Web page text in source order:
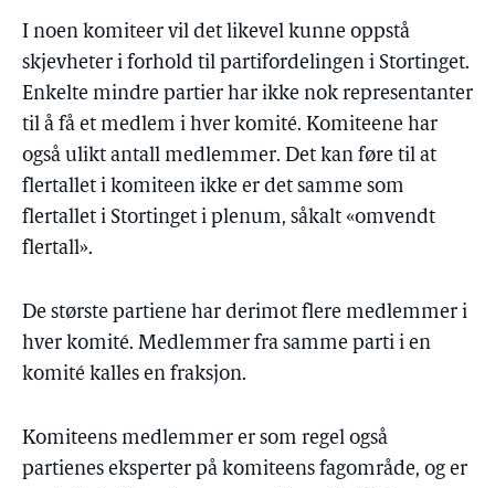
I noen komiteer vil det likevel kunne oppstå
skjevheter i forhold til partifordelingen i Stortinget.
Enkelte mindre partier har ikke nok representanter
til å få et medlem i hver komité. Komiteene har
også ulikt antall medlemmer. Det kan føre til at
flertallet i komiteen ikke er det samme som
flertallet i Stortinget i plenum, såkalt «omvendt
flertall».
De største partiene har derimot flere medlemmer i
hver komité. Medlemmer fra samme parti i en
komité kalles en fraksjon.
Komiteens medlemmer er som regel også
partienes eksperter på komiteens fagområde, og er